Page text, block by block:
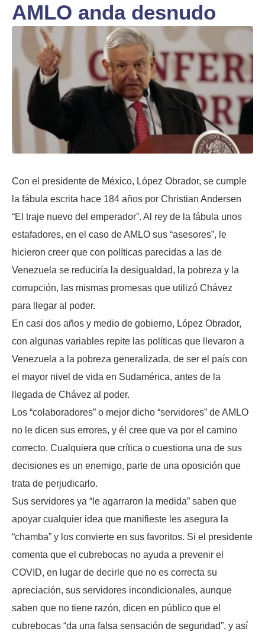
AMLO anda desnudo
Con el presidente de México, López Obrador, se cumple
la fábula escrita hace 184 años por Christian Andersen
“El traje nuevo del emperador”. Al rey de la fábula unos
estafadores, en el caso de AMLO sus “asesores”, le
hicieron creer que con políticas parecidas a las de
Venezuela se reduciría la desigualdad, la pobreza y la
corrupción, las mismas promesas que utilizó Chávez
para llegar al poder.
En casi dos años y medio de gobierno, López Obrador,
con algunas variables repite las políticas que llevaron a
Venezuela a la pobreza generalizada, de ser el país con
el mayor nivel de vida en Sudamérica, antes de la
llegada de Chávez al poder.
Los “colaboradores” o mejor dicho “servidores” de AMLO
no le dicen sus errores, y él cree que va por el camino
correcto. Cualquiera que crítica o cuestiona una de sus
decisiones es un enemigo, parte de una oposición que
trata de perjudicarlo.
Sus servidores ya “le agarraron la medida” saben que
apoyar cualquier idea que manifieste les asegura la
“chamba” y los convierte en sus favoritos. Si el presidente
comenta que el cubrebocas no ayuda a prevenir el
COVID, en lugar de decirle que no es correcta su
apreciación, sus servidores incondicionales, aunque
saben que no tiene razón, dicen en público que el
cubrebocas “da una falsa sensación de seguridad”, y así